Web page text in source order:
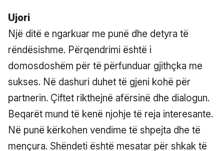
Ujori
Një ditë e ngarkuar me punë dhe detyra të
rëndësishme. Përqendrimi është i
domosdoshëm për të përfunduar gjithçka me
sukses. Në dashuri duhet të gjeni kohë për
partnerin. Çiftet rikthejnë afërsinë dhe dialogun.
Beqarët mund të kenë njohje të reja interesante.
Në punë kërkohen vendime të shpejta dhe të
mençura. Shëndeti është mesatar për shkak të